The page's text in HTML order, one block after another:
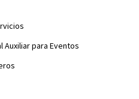
Auxiliar para Eventos